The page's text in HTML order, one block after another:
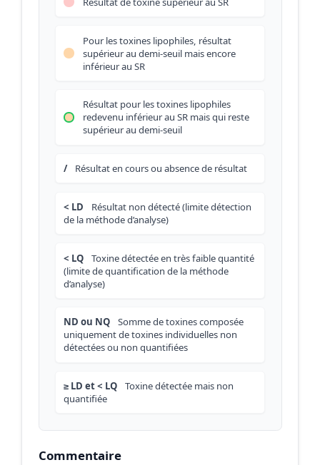
Pour les toxines lipophiles, résultat
supérieur au demi-seuil mais encore
inférieur au SR
Résultat pour les toxines lipophiles
redevenu inférieur au SR mais qui reste
supérieur au demi-seuil
/ Résultat en cours ou absence de résultat
< LD
Résultat non détecté (limite détection
de la méthode d’analyse)
< LQ
Toxine détectée en très faible quantité
(limite de quantification de la méthode
d’analyse)
ND ou NQ
Somme de toxines composée
uniquement de toxines individuelles non
détectées ou non quantifiées
≥ LD et < LQ
Toxine détectée mais non
quantifiée
Commentaire